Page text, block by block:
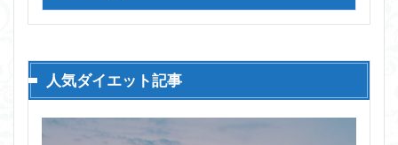
人気ダイエット記事